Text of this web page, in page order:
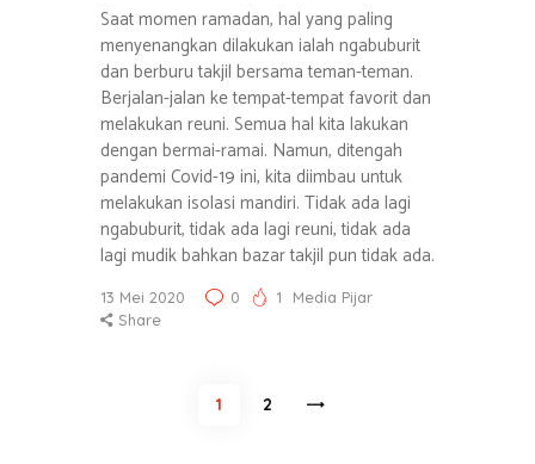
Saat momen ramadan, hal yang paling
menyenangkan dilakukan ialah ngabuburit
dan berburu takjil bersama teman-teman.
Berjalan-jalan ke tempat-tempat favorit dan
melakukan reuni. Semua hal kita lakukan
dengan bermai-ramai. Namun, ditengah
pandemi Covid-19 ini, kita diimbau untuk
melakukan isolasi mandiri. Tidak ada lagi
ngabuburit, tidak ada lagi reuni, tidak ada
lagi mudik bahkan bazar takjil pun tidak ada.
13 Mei 2020 0 1
Media Pijar
Share
PAGE
1 PAGE
2